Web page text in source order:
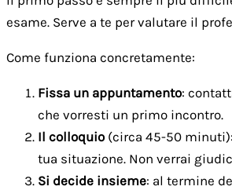
esame. Serve a te per valutare il
Come funziona concretamente:
Fissa un appuntamento:
che vorresti un primo incontro.
Il colloquio(circa 45-50 minuti):
tua situazione. Non verrai
Si decide insieme: al termine